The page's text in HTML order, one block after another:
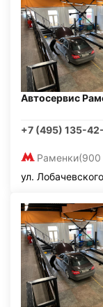
Автосервис
+7 (495) 135-
Раменки
ул.